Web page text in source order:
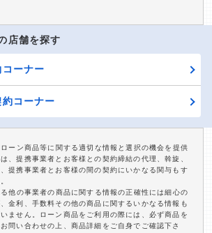
店舗を探す
ーナー
コーナー
ーン商品等に関する適切な情報と選択の機会を提供
、提携事業者とお客様との契約締結の代理、斡旋、
提携事業者とお客様の間の契約にいかなる関与もす
他の事業者の商品に関する情報の正確性には細心の
金利、手数料その他の商品に関するいかなる情報も
ません。ローン商品をご利用の際には、必ず商品を
問い合わせの上、商品詳細をご自身でご確認下さ